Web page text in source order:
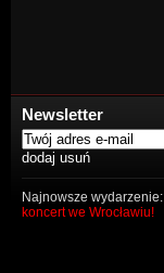
Newsletter
Najnowsze wydarzenie:
koncert we Wrocławiu!